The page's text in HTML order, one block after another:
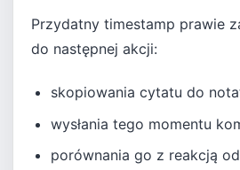
Przydatny timestamp prawie
do następnej akcji:
skopiowania cytatu do
wysłania tego momentu
porównania go z reakcją